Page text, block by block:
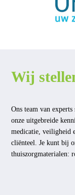
Wij
Ons team van
onze uitgebreide
medicatie, veiligheid
cliënteel. Je kunt bij
thuiszorgmaterialen: